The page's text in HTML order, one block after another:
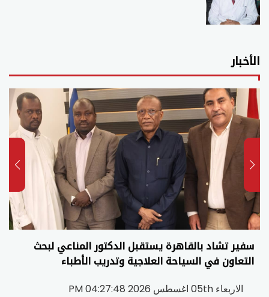
الأخبار
سفير تشاد بالقاهرة يستقبل الدكتور المناعي لبحث
التعاون في السياحة العلاجية وتدريب الأطباء
الاربعاء 05th اغسطس 2026 04:27:48 PM